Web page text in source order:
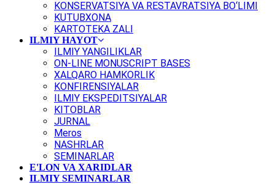
KONSERVATSIYA VA RESTAVRATSIYA BO‘LIMI
KUTUBXONA
KARTOTEKA ZALI
ILMIY HAYOT
ILMIY YANGILIKLAR
ON-LINE MONUSCRIPT BASES
XALQARO HAMKORLIK
KONFIRENSIYALAR
ILMIY EKSPEDITSIYALAR
KITOBLAR
JURNAL
Meros
NASHRLAR
SEMINARLAR
E'LON VA XARIDLAR
ILMIY SEMINARLAR